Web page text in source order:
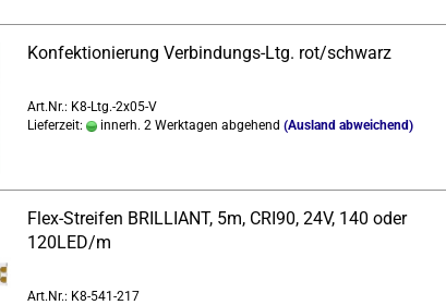
Kon­fek­tio­nie­rung Verbindungs-​​Ltg. rot/schwarz
Art.Nr.: K8-Ltg.-2x05-V
Lieferzeit:
innerh. 2 Werktagen abgehend (Ausland abweichend)
Flex-​Strei­fen BRIL­LI­ANT, 5m, CRI90, 24V, 140 oder
120LED/m
Art.Nr.: K8-541-217